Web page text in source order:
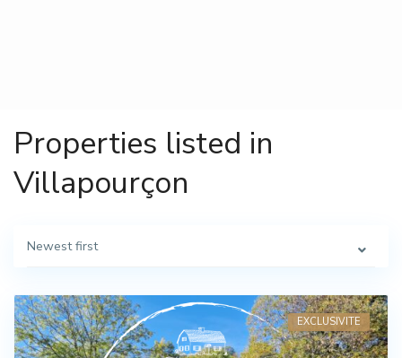
Properties listed in
Villapourçon
Newest first
EXCLUSIVITE